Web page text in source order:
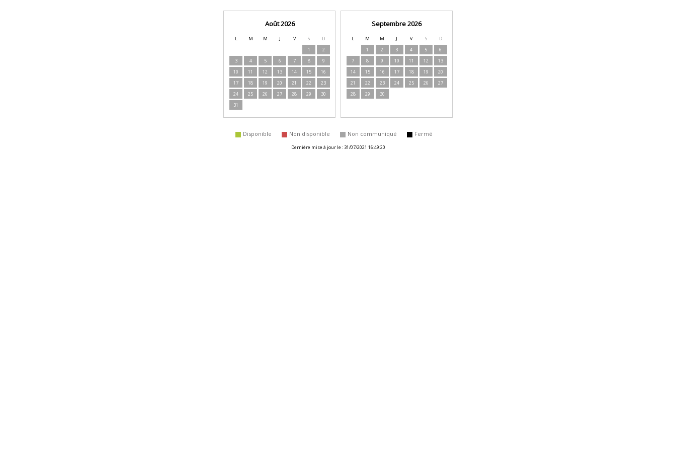
Août 2026
L M M J V S
D
1
2
3
4 5 6 7 8
9
10
11 12 13 14 15
16
17
18 19 20 21 22
23
24
25 26 27 28 29
30
31
Septembre 2026
L M M J V S
D
1
2 3 4 5
6
7
8 9 10 11 12
13
14
15 16 17 18 19
20
21
22 23 24 25 26
27
28
29 30
disponible non disponible non communiqué fermé
Dernière mise à jour le : 31/07/2021 16:49:20